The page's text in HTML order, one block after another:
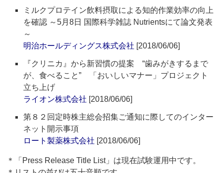
ミルクプロテイン飲料摂取による知的作業効率の向上
を確認 ～5月8日 国際科学雑誌 Nutrientsにて論文発表
～
明治ホールディングス株式会社 [2018/06/06]
『クリニカ』から新習慣の提案 “歯みがきするまで
が、食べること” 「おいしいマナー」プロジェクト
立ち上げ
ライオン株式会社 [2018/06/06]
第８２回定時株主総会招集ご通知に際してのインター
ネット開示事項
ロート製薬株式会社 [2018/06/06]
＊「Press Release Title List」は現在試験運用中です。